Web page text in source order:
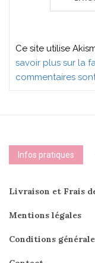
Ce site utilise
savoir plus sur la
commentaires
Infos pratiques
Livraison et Frais
Mentions légales
Conditions